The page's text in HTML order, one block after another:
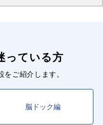
っている方
をご紹介します。
脳ドック編